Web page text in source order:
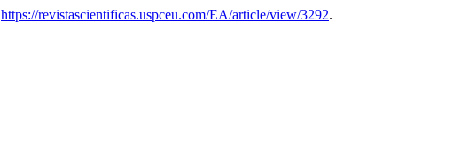
https://revistascientificas.uspceu.com/EA/article/view/3292.